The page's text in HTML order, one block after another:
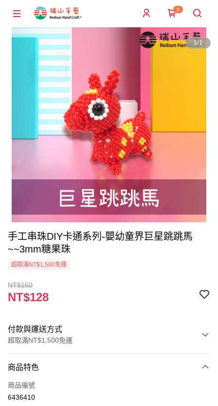
0
1/1
手工串珠DIY卡通系列-嬰幼童界巨星跳跳馬
~~3mm糖果珠
超取滿NT$1,500免運
NT$150
NT$128
付款與運送方式
超取滿NT$1,500免運
信用卡一次付款
超商取貨付款
商品特色
商品編號
6436410